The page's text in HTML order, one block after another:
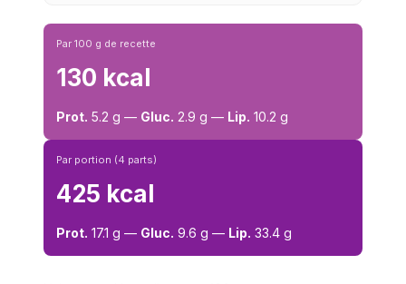
Par 100 g de recette
130 kcal
Prot. 5.2 g — Gluc. 2.9 g — Lip. 10.2 g
Par portion (4 parts)
425 kcal
Prot. 17.1 g — Gluc. 9.6 g — Lip. 33.4 g